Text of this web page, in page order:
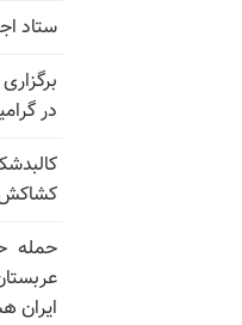
ستاد
در
کشاکش
ایران